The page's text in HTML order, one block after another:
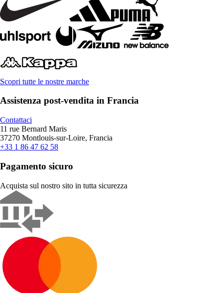
Scopri tutte le nostre marche
Assistenza post-vendita in Francia
Contattaci
11 rue Bernard Maris
37270 Montlouis-sur-Loire, Francia
+33 1 86 47 62 58
Pagamento sicuro
Acquista sul nostro sito in tutta sicurezza